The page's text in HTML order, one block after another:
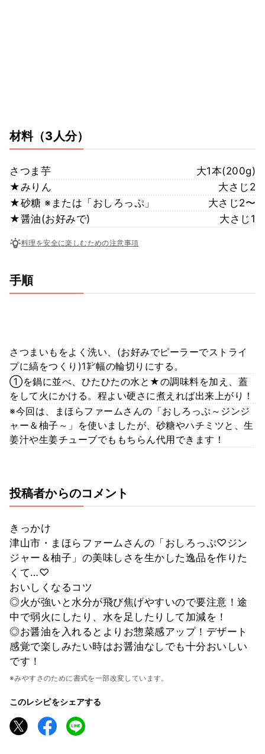
材料（3人分）
さつま芋
大1本(200g)
★みりん
大さじ2
★砂糖 ※または「おしろっぷ」
大さじ2〜
★醤油(お好みで)
大さじ1
料理を安全に楽しむための注意事項
手順
さつまいもをよく洗い、(お好みでピーラーでストライ
プに縞をつくり)1㌢幅の輪切りにする。
①を鍋に並べ、ひたひたの水と★の調味料を加え、蓋
をして火にかける。程よい硬さに煮えれば出来上がり！
※今回は、まほらファームさんの「おしろっぷ～ジンジ
ャー＆柚子～」を使いましたが、砂糖やハチミツと、生
姜汁や生姜チューブでももちらん代用できます！
投稿者からのコメント
きっかけ
津山市・まほらファームさんの「おしろっぷ♡ジン
ジャー＆柚子」の美味しさを生かした逸品を作りた
くて…♡
おいしくなるコツ
◎火が強いと水分が飛び焦げやすいので要注意！途
中で弱火にしたり、水を足したりして加減を！
◎お醤油を入れるとよりお惣菜感アップ！デザート
感覚で楽しみたい時はお醤油なしでも十分おいしい
です！
※みやすさのために書式を一部改変しています。
このレシピをシェアする